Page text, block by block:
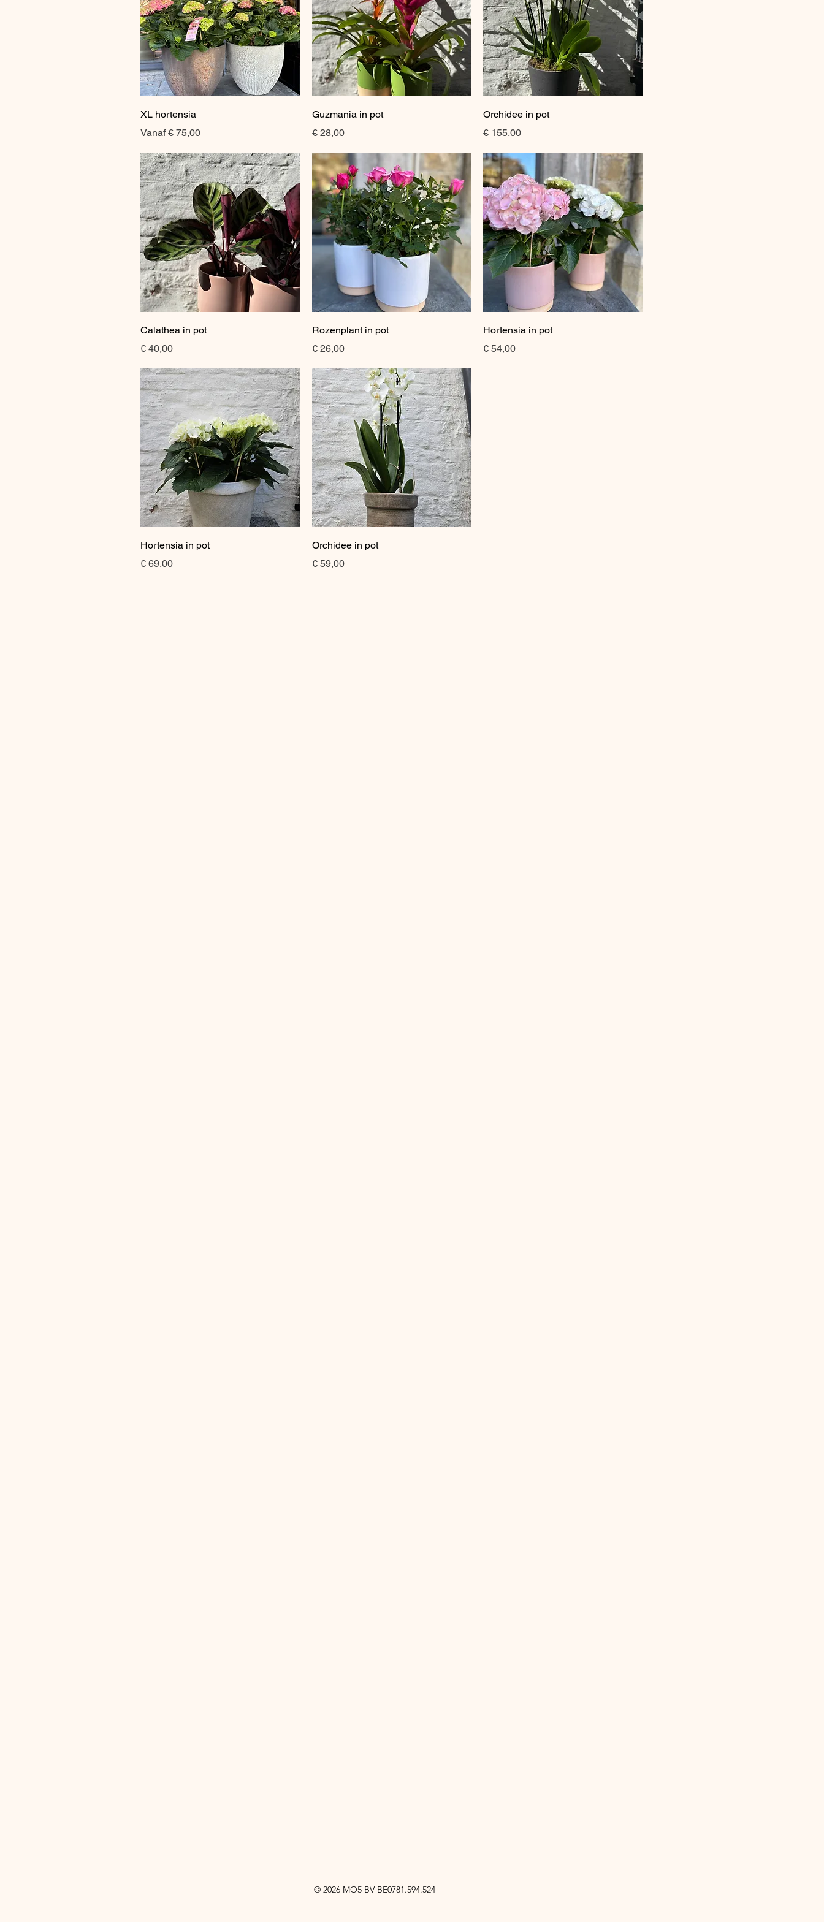
Snel overzicht
XL hortensia
Vanaf€ 75,00
Verkoopprijs
Snel overzicht
Guzmania in pot
Prijs
€ 28,00
Snel overzicht
Orchidee in pot
Prijs
€ 155,00
Snel overzicht
Calathea in pot
Prijs
€ 40,00
Snel overzicht
Rozenplant in pot
Prijs
€ 26,00
Snel overzicht
Hortensia in pot
Prijs
€ 54,00
Snel overzicht
Hortensia in pot
Prijs
€ 69,00
Snel overzicht
Orchidee in pot
Prijs
€ 59,00
© 2026 MO5 BV BE0781.594.524